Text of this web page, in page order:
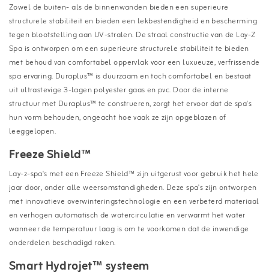
Zowel de buiten- als de binnenwanden bieden een superieure
structurele stabiliteit en bieden een lekbestendigheid en bescherming
tegen blootstelling aan UV-stralen. De straal constructie van de Lay-Z
Spa is ontworpen om een superieure structurele stabiliteit te bieden
met behoud van comfortabel oppervlak voor een luxueuze, verfrissende
spa ervaring. Duraplus™ is duurzaam en toch comfortabel en bestaat
uit ultrastevige 3-lagen polyester gaas en pvc. Door de interne
structuur met Duraplus™ te construeren, zorgt het ervoor dat de spa's
hun vorm behouden, ongeacht hoe vaak ze zijn opgeblazen of
leeggelopen.
Freeze Shield™
Lay-z-spa's met een Freeze Shield™ zijn uitgerust voor gebruik het hele
jaar door, onder alle weersomstandigheden. Deze spa's zijn ontworpen
met innovatieve overwinteringstechnologie en een verbeterd materiaal
en verhogen automatisch de watercirculatie en verwarmt het water
wanneer de temperatuur laag is om te voorkomen dat de inwendige
onderdelen beschadigd raken.
Smart Hydrojet™ systeem